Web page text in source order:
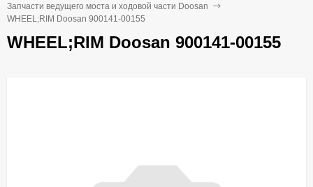
Запчасти ведущего моста и ходовой части Doosan
WHEEL;RIM Doosan 900141-00155
WHEEL;RIM Doosan 900141-00155